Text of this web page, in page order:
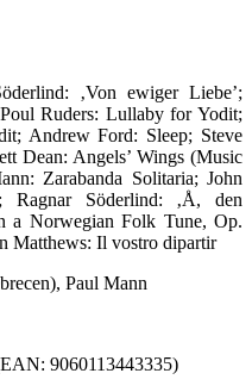
‚Von ewiger Liebe’;
Ruders: Lullaby for Yodit;
Andrew Ford: Sleep; Steve
Dean: Angels’ Wings (Music
Zarabanda Solitaria; John
Ragnar Söderlind: ‚Å, den
a Norwegian Folk Tune, Op.
Matthews: Il vostro dipartir
Paul Mann
9060113443335)